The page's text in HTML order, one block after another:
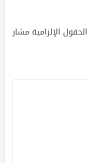
الحقول الإلزامية مشار